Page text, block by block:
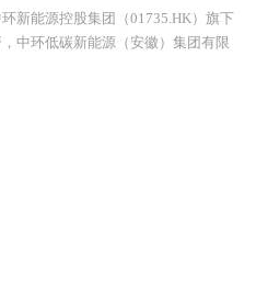
新能源控股集团（01735.HK）旗下
中环低碳新能源（安徽）集团有限